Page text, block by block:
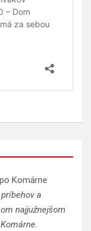
Komárne
a
najjužnejšom